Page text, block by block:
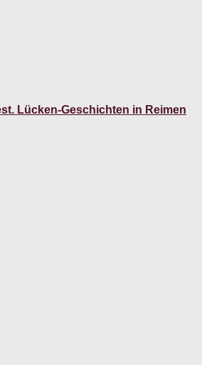
Lücken-Geschichten in Reimen